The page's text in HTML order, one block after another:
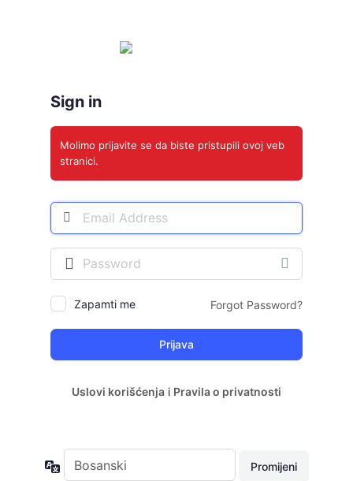
Sign in
Molimo prijavite se da biste pristupili ovoj veb
stranici.
Adresa
Šifra
Zapamti me Forgot Password?
Uslovi korišćenja i Pravila o privatnosti
Jezik